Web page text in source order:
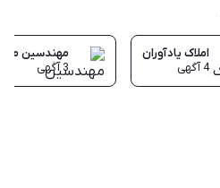
املاک یادآوران
4آگهی
مهندسین
3 آگهی